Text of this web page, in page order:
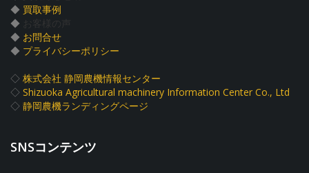
◆ 買取事例
◆ お客様の声
◆ お問合せ
◆ プライバシーポリシー
◇ 株式会社 静岡農機情報センター
◇ Shizuoka Agricultural machinery Information Center Co., Ltd
◇ 静岡農機ランディングページ
SNSコンテンツ